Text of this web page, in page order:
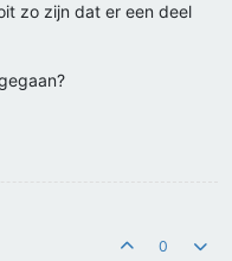
zo zijn dat er een deel
0